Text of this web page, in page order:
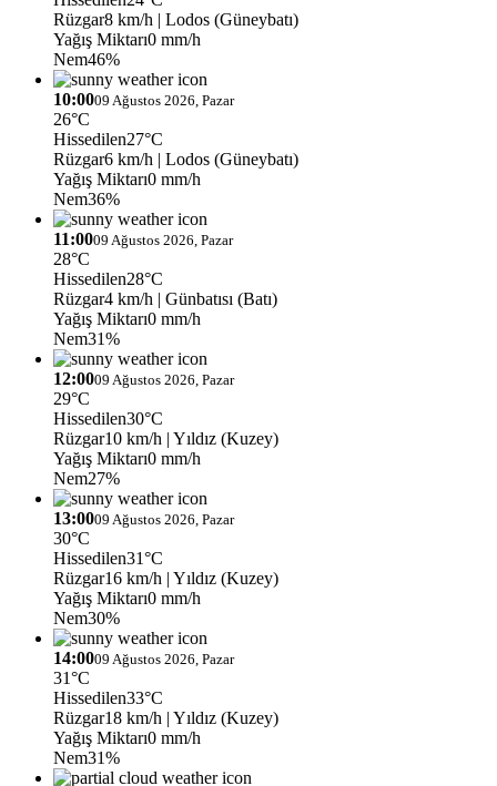
Rüzgar8 km/h | Lodos (Güneybatı)
Yağış Miktarı0 mm/h
Nem46%
10:0009 Ağustos 2026, Pazar
26°C
Hissedilen27°C
Rüzgar6 km/h | Lodos (Güneybatı)
Yağış Miktarı0 mm/h
Nem36%
11:0009 Ağustos 2026, Pazar
28°C
Hissedilen28°C
Rüzgar4 km/h | Günbatısı (Batı)
Yağış Miktarı0 mm/h
Nem31%
12:0009 Ağustos 2026, Pazar
29°C
Hissedilen30°C
Rüzgar10 km/h | Yıldız (Kuzey)
Yağış Miktarı0 mm/h
Nem27%
13:0009 Ağustos 2026, Pazar
30°C
Hissedilen31°C
Rüzgar16 km/h | Yıldız (Kuzey)
Yağış Miktarı0 mm/h
Nem30%
14:0009 Ağustos 2026, Pazar
31°C
Hissedilen33°C
Rüzgar18 km/h | Yıldız (Kuzey)
Yağış Miktarı0 mm/h
Nem31%